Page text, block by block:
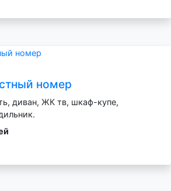
номер
диван, ЖК тв, шкаф-купе,